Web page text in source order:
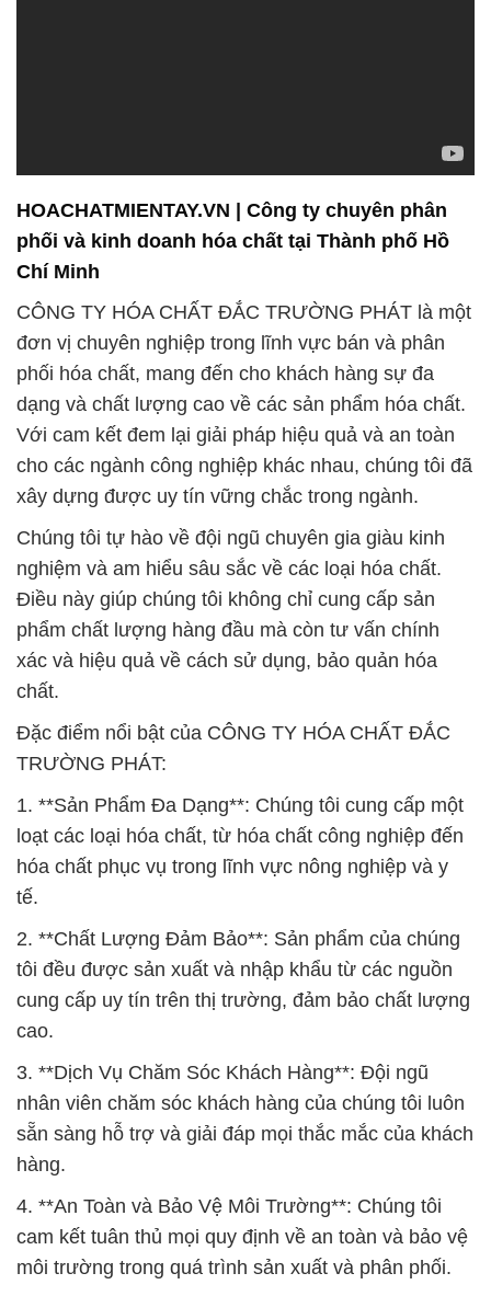
HOACHATMIENTAY.VN | Công ty chuyên phân
phối và kinh doanh hóa chất tại Thành phố Hồ
Chí Minh
CÔNG TY HÓA CHẤT ĐẮC TRƯỜNG PHÁT là một
đơn vị chuyên nghiệp trong lĩnh vực bán và phân
phối hóa chất, mang đến cho khách hàng sự đa
dạng và chất lượng cao về các sản phẩm hóa chất.
Với cam kết đem lại giải pháp hiệu quả và an toàn
cho các ngành công nghiệp khác nhau, chúng tôi đã
xây dựng được uy tín vững chắc trong ngành.
Chúng tôi tự hào về đội ngũ chuyên gia giàu kinh
nghiệm và am hiểu sâu sắc về các loại hóa chất.
Điều này giúp chúng tôi không chỉ cung cấp sản
phẩm chất lượng hàng đầu mà còn tư vấn chính
xác và hiệu quả về cách sử dụng, bảo quản hóa
chất.
Đặc điểm nổi bật của CÔNG TY HÓA CHẤT ĐẮC
TRƯỜNG PHÁT:
1. **Sản Phẩm Đa Dạng**: Chúng tôi cung cấp một
loạt các loại hóa chất, từ hóa chất công nghiệp đến
hóa chất phục vụ trong lĩnh vực nông nghiệp và y
tế.
2. **Chất Lượng Đảm Bảo**: Sản phẩm của chúng
tôi đều được sản xuất và nhập khẩu từ các nguồn
cung cấp uy tín trên thị trường, đảm bảo chất lượng
cao.
3. **Dịch Vụ Chăm Sóc Khách Hàng**: Đội ngũ
nhân viên chăm sóc khách hàng của chúng tôi luôn
sẵn sàng hỗ trợ và giải đáp mọi thắc mắc của khách
hàng.
4. **An Toàn và Bảo Vệ Môi Trường**: Chúng tôi
cam kết tuân thủ mọi quy định về an toàn và bảo vệ
môi trường trong quá trình sản xuất và phân phối.